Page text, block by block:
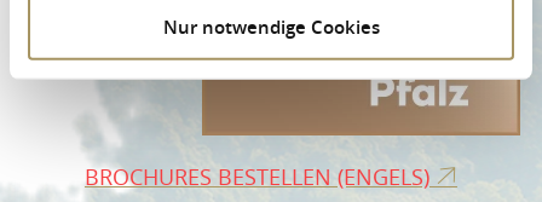
Nur notwendige Cookies
BROCHURES BESTELLEN (ENGELS)